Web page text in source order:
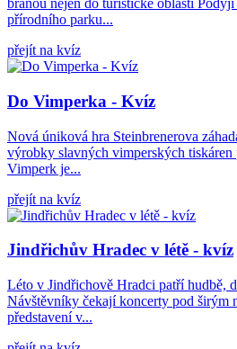
branou nejen do turistické oblasti
přírodního parku...
přejít na kvíz
Do Vimperka - Kvíz
Nová úniková hra Steinbrenerova
výrobky slavných vimperských tiskáren
Vimperk je...
přejít na kvíz
Jindřichův Hradec v létě - kvíz
Léto v Jindřichově Hradci patří hudbě,
Návštěvníky čekají koncerty pod širým
představení v...